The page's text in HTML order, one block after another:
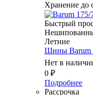
Хранение до
Быстрый
Летние
Шины Barum
Нет в
0 ₽
Подробнее
Рассрочка